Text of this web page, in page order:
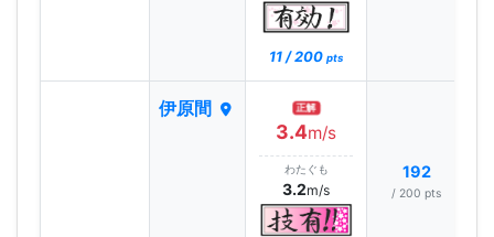
11 / 200 pts
伊原間 正解
3.4m/s
わたぐも
3.2m/s
192
/ 200 pts